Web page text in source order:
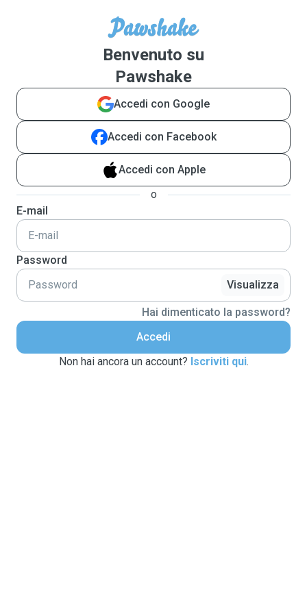
Benvenuto su
Pawshake
Accedi con Google
Accedi con Facebook
Accedi con Apple
o
E-mail
Password
Visualizza
Hai dimenticato la password?
Accedi
Non hai ancora un account? Iscriviti qui.